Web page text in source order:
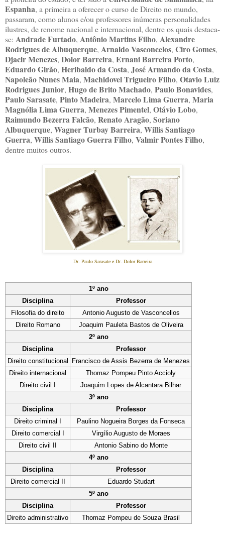
Espanha, a primeira a oferecer o curso de Direito no mundo,
passaram, como alunos e/ou professores inúmeras personalidades
ilustres, de renome nacional e internacional, dentre os quais destaca-
se: Andrade Furtado, Antônio Martins Filho, Alexandre
Rodrigues de Albuquerque, Arnaldo Vasconcelos, Ciro Gomes,
Djacir Menezes, Dolor Barreira, Ernani Barreira Porto,
Eduardo Girão, Heribaldo da Costa, José Armando da Costa,
Napoleão Nunes Maia, Machidovel Trigueiro Filho, Otavio Luiz
Rodrigues Junior, Hugo de Brito Machado, Paulo Bonavides,
Paulo Sarasate, Pinto Madeira, Marcelo Lima Guerra, Maria
Magnólia Lima Guerra, Menezes Pimentel, Otávio Lobo,
Raimundo Bezerra Falcão, Renato Aragão, Soriano
Albuquerque, Wagner Turbay Barreira, Willis Santiago
Guerra, Willis Santiago Guerra Filho, Valmir Pontes Filho,
dentre muitos outros.
Dr. Paulo Sarasate e Dr. Dolor Barreira
1º ano
Disciplina
Professor
Filosofia do direito
Antonio Augusto de Vasconcellos
Direito Romano
Joaquim Pauleta Bastos de Oliveira
2º ano
Disciplina
Professor
Direito constitucional Francisco de Assis Bezerra de Menezes
Direito internacional
Thomaz Pompeu Pinto Accioly
Direito civil I
Joaquim Lopes de Alcantara Bilhar
3º ano
Disciplina
Professor
Direito criminal I
Paulino Nogueira Borges da Fonseca
Direito comercial I
Virgílio Augusto de Moraes
Direito civil II
Antonio Sabino do Monte
4º ano
Disciplina
Professor
Direito comercial II
Eduardo Studart
5º ano
Disciplina
Professor
Direito administrativo
Thomaz Pompeu de Souza Brasil